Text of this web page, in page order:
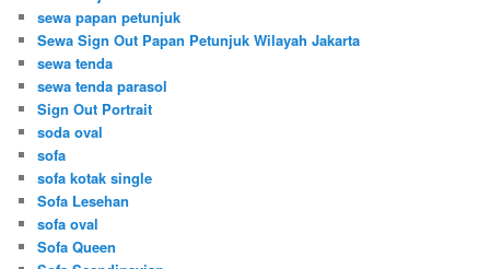
sewa papan petunjuk
Sewa Sign Out Papan Petunjuk Wilayah Jakarta
sewa tenda
sewa tenda parasol
Sign Out Portrait
soda oval
sofa
sofa kotak single
Sofa Lesehan
sofa oval
Sofa Queen